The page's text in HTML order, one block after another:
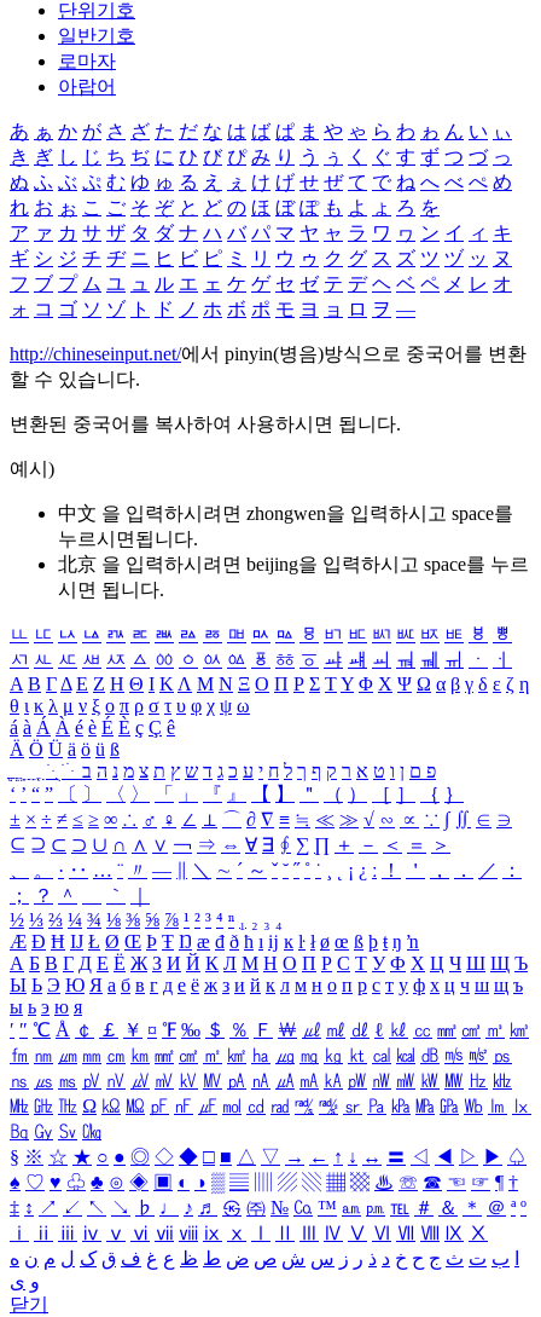
단위기호
일반기호
로마자
아랍어
あ ぁ か が さ ざ た だ な は ば ぱ ま や ゃ ら わ ゎ ん い ぃ
き ぎ し じ ち ぢ に ひ び ぴ み り う ぅ く ぐ す ず つ づ っ
ぬ ふ ぶ ぷ む ゆ ゅ る え ぇ け げ せ ぜ て で ね へ べ ぺ め
れ お ぉ こ ご そ ぞ と ど の ほ ぼ ぽ も よ ょ ろ を
ア ァ カ サ ザ タ ダ ナ ハ バ パ マ ヤ ャ ラ ワ ヮ ン イ ィ キ
ギ シ ジ チ ヂ ニ ヒ ビ ピ ミ リ ウ ゥ ク グ ス ズ ツ ヅ ッ ヌ
フ ブ プ ム ユ ュ ル エ ェ ケ ゲ セ ゼ テ デ ヘ ベ ペ メ レ オ
ォ コ ゴ ソ ゾ ト ド ノ ホ ボ ポ モ ヨ ョ ロ ヲ ―
http://chineseinput.net/에서 pinyin(병음)방식으로 중국어를 변환
할 수 있습니다.
변환된 중국어를 복사하여 사용하시면 됩니다.
예시)
中文 을 입력하시려면 zhongwen을 입력하시고 space를
누르시면됩니다.
北京 을 입력하시려면 beijing을 입력하시고 space를 누르
시면 됩니다.
ㅥ ㅦ ㅧ ㅨ ㅩ ㅪ ㅫ ㅬ ㅭ ㅮ ㅯ ㅰ ㅱ ㅲ ㅳ ㅴ ㅵ ㅶ ㅷ ㅸ
ㅹ
ㅺ ㅻ ㅼ ㅽ ㅾ ㅿ ㆀ ㆁ ㆂ ㆃ ㆄ ㆅ ㆆ ㆇ ㆈ ㆉ ㆊ ㆋ ㆌ ㆍ
ㆎ
Α Β ΓΔ Ε Ζ Η Θ Ι ΚΛ Μ Ν Ξ Ο Π Ρ Σ ΤΥ Φ Χ Ψ Ω α β γ δ ε ζ η
θ ι κ λ μ ν ξ ο π ρ σ τ υ φ χ ψ ω
á à Á À é è É È ç Ç ê
Ä Ö Ü ä ö ü ß
ִֶֹ ֻּ ׁׂ פ ם ן ו ט א ר ק ף ך ל ח י ע כ ג ד ש ץ ת צ מ נ ה ב
‘ ’ “ ” 〔 〕 〈 〉 「 」 『 』 【 】 ＂ （ ） ［ ］ ｛ ｝
± × ÷ ≠ ≤ ≥ ∞ ∴ ♂ ♀ ∠ ⊥ ⌒ ∂ ∇ ≡ ≒ ≪ ≫ √ ∽ ∝ ∵ ∫ ∬ ∈ ∋
⊆ ⊇ ⊂ ⊃ ∪ ∩ ∧ ∨ ￢ ⇒ ⇔ ∀ ∃ ∮ ∑ ∏ ＋ － ＜ ＝
＞
、
。 · ‥ … ¨ 〃 ― ＼ ∼ ´ ～ ˇ ˘ ˝ ˚ ˙ ¸ ¡ ¿ ː ！ ＇ ， ． ／
：
；
？ ＾ ｀
½ ⅓ ⅔ ¼ ¾ ⅛ ⅜ ⅝ ⅞ ¹ ² ³ ⁴ ⁿ ₁ ₂ ₃ ₄
Æ Ð Ħ Ĳ Ł Ø Œ Þ Ŧ Ŋ æ đ ð ħ ı ĳ ĸ ŀ ł ø œ ß þ ŧ ŋ ŉ
А Б В Г Д Е Ё Ж З И Й К Л М Н О П Р С Т У Ф Х Ц Ч Ш Щ Ъ
Ы Ь Э Ю Я а б в г д е ё ж з и й к л м н о п р с т у ф х ц ч ш щ ъ
ы ь э ю я
′ ″ ℃ Å ￠ ￡ ￥ ¤ ℉ ‰ ＄ ％ Ｆ ￦ ㎕ ㎖ ㎗ ℓ ㎘ ㏄ ㎣ ㎤ ㎥ ㎦
㎙ ㎚ ㎛ ㎜ ㎝ ㎞ ㎟ ㎠ ㎡ ㎢ ㏊ ㎍ ㎎ ㎏ ㏏ ㎈ ㎉ ㏈ ㎧ ㎨ ㎰
㎱ ㎲ ㎳ ㎴ ㎵ ㎶ ㎷ ㎸ ㎹ ㎀ ㎁ ㎂ ㎃ ㎄ ㎺ ㎻ ㎽ ㎾ ㎿ ㎐ ㎑
㎒ ㎓ ㎔ Ω ㏀ ㏁ ㎊ ㎋ ㎌ ㏖ ㏅ ㎭ ㎮ ㎯ ㏛ ㎩ ㎪ ㎫ ㎬ ㏝ ㏐
㏓
㏃ ㏉ ㏜ ㏆
§ ※ ☆ ★ ○ ● ◎ ◇ ◆ □ ■ △ ▽ → ← ↑ ↓ ↔ 〓 ◁ ◀ ▷ ▶ ♤
♠ ♡ ♥ ♧ ♣ ⊙ ◈ ▣ ◐ ◑ ▒ ▤ ▨ ▧ ▦ ▩ ♨ ☏ ☎ ☜ ☞ ¶ †
‡ ↕ ↗ ↙ ↖ ↘ ♭ ♩ ♪ ♬ ㉿ ㈜ № ㏇ ™ ㏂ ㏘ ℡ ＃ ＆ ＊ ＠ ª º
ⅰ
ⅱ ⅲ ⅳ ⅴ ⅵ ⅶ ⅷ ⅸ ⅹ Ⅳ Ⅴ Ⅵ Ⅶ Ⅷ Ⅸ Ⅹ
ب ت ث ج ح خ د ذ ر ز س ش ص ض ط ظ ع غ ف ق ک ل م ن ه
و ی
닫기